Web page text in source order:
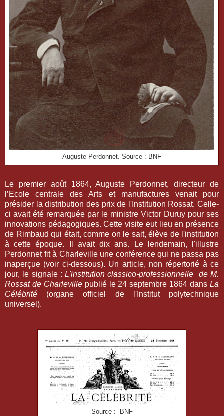
Auguste Perdonnet. Source : BNF
Le premier août 1864, Auguste Perdonnet, directeur de
l’Ecole centrale des Arts et manufactures venait pour
présider la distribution des prix de l'Institution Rossat. Celle-
ci avait été remarquée par le ministre Victor Duruy pour ses
innovations pédagogiques. Cette visite eut lieu en présence
de Rimbaud qui était, comme on le sait, élève de l'institution
à cette époque. Il avait dix ans. Le lendemain, l'illustre
Perdonnet fit à Charleville une conférence qui ne passa pas
inaperçue (voir ci-dessous). Un article, non répertorié à ce
jour, le signale : L'institution classico-professionnelle de M.
Rossat de Charleville publié le 24 septembre 1864 dansLa
Célébrité (organe officiel de l'Institut polytechnique
universel).
Source : BNF